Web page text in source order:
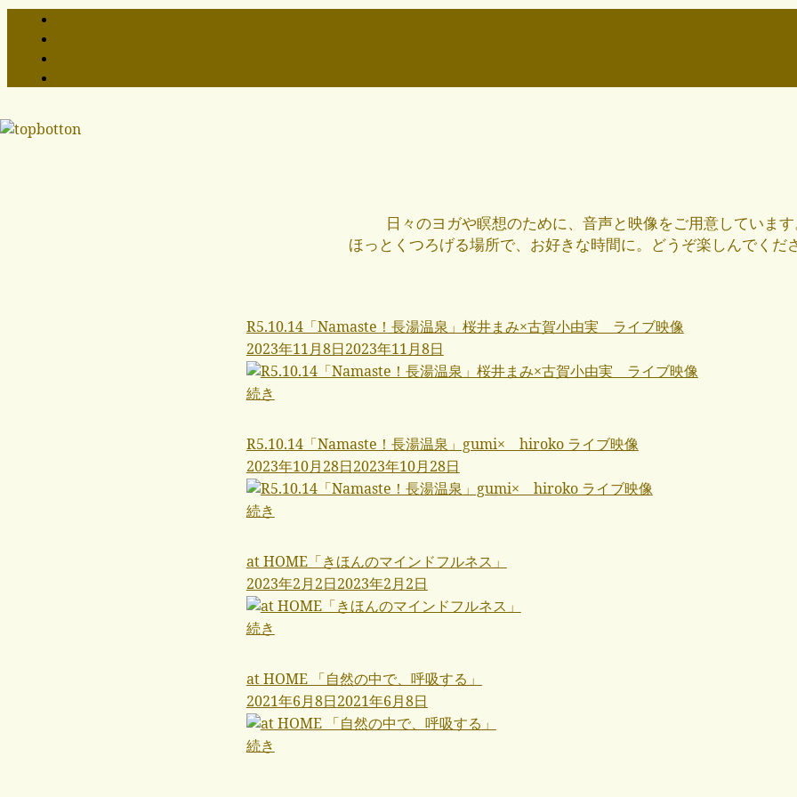
日々のヨガや瞑想のために、音声と映像をご用意しています
ほっとくつろげる場所で、お好きな時間に。どうぞ楽しんでくだ
R5.10.14「Namaste！長湯温泉」桜井まみ×古賀小由実 ライブ映像
2023年11月8日2023年11月8日
続き
R5.10.14「Namaste！長湯温泉」gumi× hiroko ライブ映像
2023年10月28日2023年10月28日
続き
at HOME「きほんのマインドフルネス」
2023年2月2日2023年2月2日
続き
at HOME 「自然の中で、呼吸する」
2021年6月8日2021年6月8日
続き